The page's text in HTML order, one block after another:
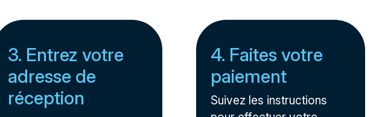
3. Entrez votre
adresse de
réception
4. Faites votre
paiement
Suivez les instructions